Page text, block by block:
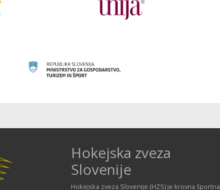
Hokejska zveza
Slovenije
Hokejska zveza Slovenije (HZS) je krovna športna